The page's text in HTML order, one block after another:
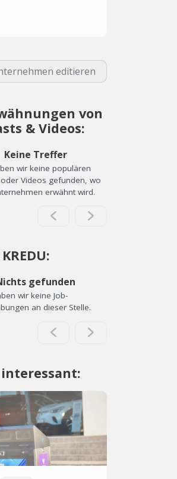
editieren
von
& Videos:
Keine Treffer
wir keine populären
Videos gefunden, wo
erwähnt wird.
gefunden
wir keine Job-
an dieser Stelle.